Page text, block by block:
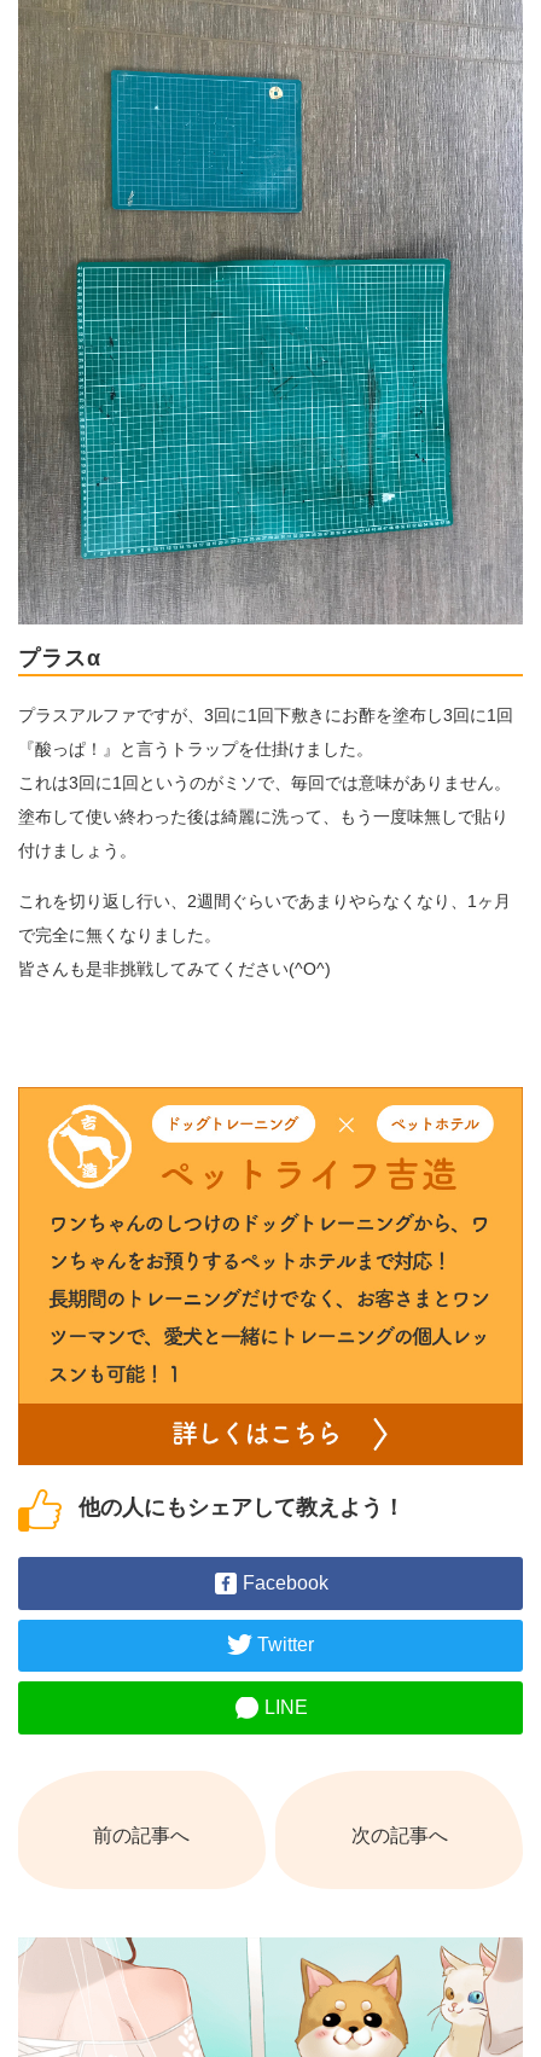
プラスα
プラスアルファですが、3回に1回下敷きにお酢を塗布し3回に1回
『酸っぱ！』と言うトラップを仕掛けました。
これは3回に1回というのがミソで、毎回では意味がありません。
塗布して使い終わった後は綺麗に洗って、もう一度味無しで貼り
付けましょう。
これを切り返し行い、2週間ぐらいであまりやらなくなり、1ヶ月
で完全に無くなりました。
皆さんも是非挑戦してみてください(^O^)
他の人にもシェアして教えよう！
Facebook
Twitter
LINE
前の記事へ 次の記事へ